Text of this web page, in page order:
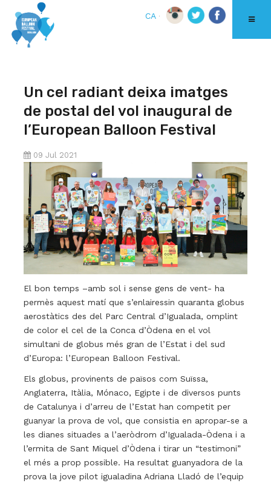
CA
Un cel radiant deixa imatges
de postal del vol inaugural de
l’European Balloon Festival
09 Jul 2021
El bon temps –amb sol i sense gens de vent- ha
permès aquest matí que s’enlairessin quaranta globus
aerostàtics des del Parc Central d’Igualada, omplint
de color el cel de la Conca d’Òdena en el vol
simultani de globus més gran de l’Estat i del sud
d’Europa: l’European Balloon Festival.
Els globus, provinents de països com Suïssa,
Anglaterra, Itàlia, Mónaco, Egipte i de diversos punts
de Catalunya i d’arreu de l’Estat han competit per
guanyar la prova de vol, que consistia en apropar-se a
les dianes situades a l’aeròdrom d’Igualada-Òdena i a
l’ermita de Sant Miquel d’Òdena i tirar un “testimoni”
el més a prop possible. Ha resultat guanyadora de la
prova la jove pilot igualadina Adriana Lladó de l’equip